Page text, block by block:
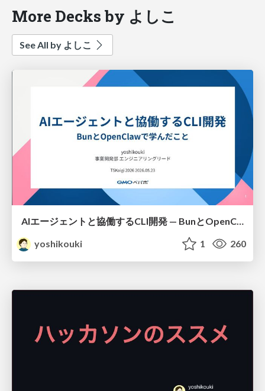
More Decks by よしこ
See All by よしこ
AIエージェントと協働するCLI開発 — BunとOpenClawで学んだこと
yoshikouki
1 260